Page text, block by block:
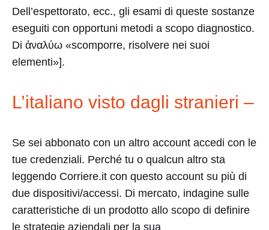
Dell’espettorato, ecc., gli esami di queste sostanze
eseguiti con opportuni metodi a scopo diagnostico.
Di ἀναλύω «scomporre, risolvere nei suoi
elementi»].
L’italiano visto dagli stranieri –
Se sei abbonato con un altro account accedi con le
tue credenziali. Perché tu o qualcun altro sta
leggendo Corriere.it con questo account su più di
due dispositivi/accessi. Di mercato, indagine sulle
caratteristiche di un prodotto allo scopo di definire
le strategie aziendali per la sua